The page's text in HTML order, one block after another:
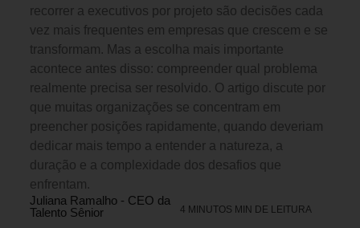
recorrer a executivos por projeto são decisões cada
vez mais frequentes em empresas que crescem e se
transformam. Mas a escolha mais importante
acontece antes disso: compreender qual problema
realmente precisa ser resolvido. O artigo discute por
que muitas organizações se concentram em
preencher posições rapidamente, quando deveriam
dedicar mais tempo a entender a natureza, a
duração e a complexidade dos desafios que
enfrentam.
Juliana Ramalho - CEO da
Talento Sênior
4 MINUTOS MIN DE LEITURA